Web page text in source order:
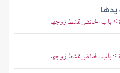
> باب الحائض تمشط زوجها
> باب الحائض تمشط زوجها